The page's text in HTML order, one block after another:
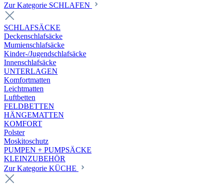
Zur Kategorie SCHLAFEN
SCHLAFSÄCKE
Deckenschlafsäcke
Mumienschlafsäcke
Kinder-/Jugendschlafsäcke
Innenschlafsäcke
UNTERLAGEN
Komfortmatten
Leichtmatten
Luftbetten
FELDBETTEN
HÄNGEMATTEN
KOMFORT
Polster
Moskitoschutz
PUMPEN + PUMPSÄCKE
KLEINZUBEHÖR
Zur Kategorie KÜCHE